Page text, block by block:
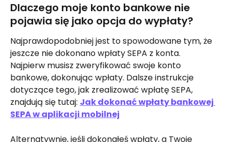
Dlaczego moje konto bankowe nie
pojawia się jako opcja do wypłaty?
Najprawdopodobniej jest to spowodowane tym, że
jeszcze nie dokonano wpłaty SEPA z konta.
Najpierw musisz zweryfikować swoje konto
bankowe, dokonując wpłaty. Dalsze instrukcje
dotyczące tego, jak zrealizować wpłatę SEPA,
znajdują się tutaj: Jak dokonać wpłaty bankowej
SEPA w aplikacji mobilnej
Alternatywnie, jeśli dokonałeś wpłaty, a Twoje